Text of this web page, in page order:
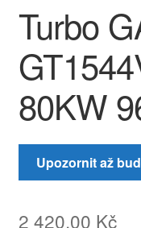
Reklamace
Reklamační řád
Vrakoviště Citroën
Turbo
80KW
Upozornit až
2 420,00 Kč